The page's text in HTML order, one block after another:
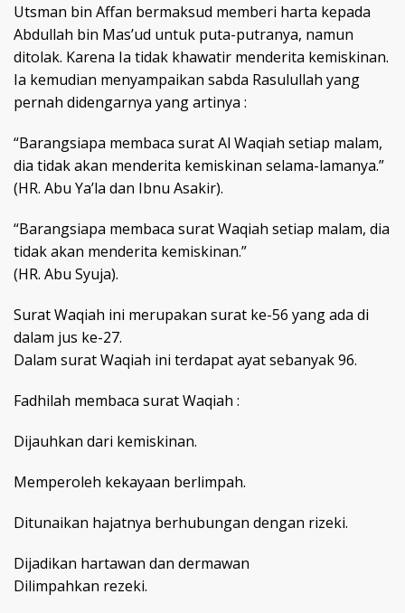
Utsman bin Affan bermaksud memberi harta kepada
Abdullah bin Mas’ud untuk puta-putranya, namun
ditolak. Karena Ia tidak khawatir menderita kemiskinan.
Ia kemudian menyampaikan sabda Rasulullah yang
pernah didengarnya yang artinya :
“Barangsiapa membaca surat Al Waqiah setiap malam,
dia tidak akan menderita kemiskinan selama-lamanya.”
(HR. Abu Ya’la dan Ibnu Asakir).
“Barangsiapa membaca surat Waqiah setiap malam, dia
tidak akan menderita kemiskinan.”
(HR. Abu Syuja).
Surat Waqiah ini merupakan surat ke-56 yang ada di
dalam jus ke-27.
Dalam surat Waqiah ini terdapat ayat sebanyak 96.
Fadhilah membaca surat Waqiah :
Dijauhkan dari kemiskinan.
Memperoleh kekayaan berlimpah.
Ditunaikan hajatnya berhubungan dengan rizeki.
Dijadikan hartawan dan dermawan
Dilimpahkan rezeki.